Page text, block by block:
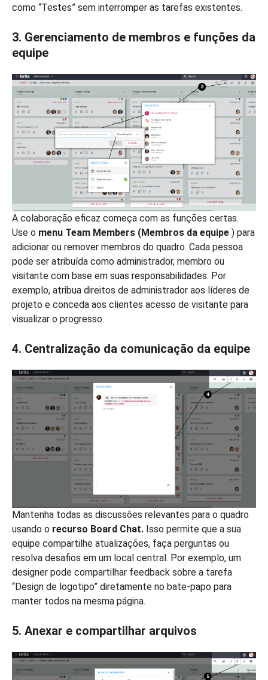
como “Testes” sem interromper as tarefas existentes.
3. Gerenciamento de membros e funções da
equipe
A colaboração eficaz começa com as funções certas.
Use o menu Team Members (Membros da equipe ) para
adicionar ou remover membros do quadro. Cada pessoa
pode ser atribuída como administrador, membro ou
visitante com base em suas responsabilidades. Por
exemplo, atribua direitos de administrador aos líderes de
projeto e conceda aos clientes acesso de visitante para
visualizar o progresso.
4. Centralização da comunicação da equipe
Mantenha todas as discussões relevantes para o quadro
usando o recurso Board Chat. Isso permite que a sua
equipe compartilhe atualizações, faça perguntas ou
resolva desafios em um local central. Por exemplo, um
designer pode compartilhar feedback sobre a tarefa
“Design de logotipo” diretamente no bate-papo para
manter todos na mesma página.
5. Anexar e compartilhar arquivos